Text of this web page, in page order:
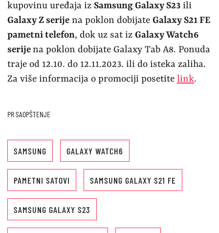
kupovinu uređaja iz Samsung Galaxy S23 ili
Galaxy Z serije na poklon dobijate Galaxy S21 FE
pametni telefon, dok uz sat iz Galaxy Watch6
serijena poklon dobijate Galaxy Tab A8. Ponuda
traje od 12.10. do 12.11.2023. ili do isteka zaliha.
Za više informacija o promociji posetite link.
PR SAOPŠTENJE
SAMSUNG GALAXY WATCH6
PAMETNI SATOVI SAMSUNG GALAXY S21 FE
SAMSUNG GALAXY S23